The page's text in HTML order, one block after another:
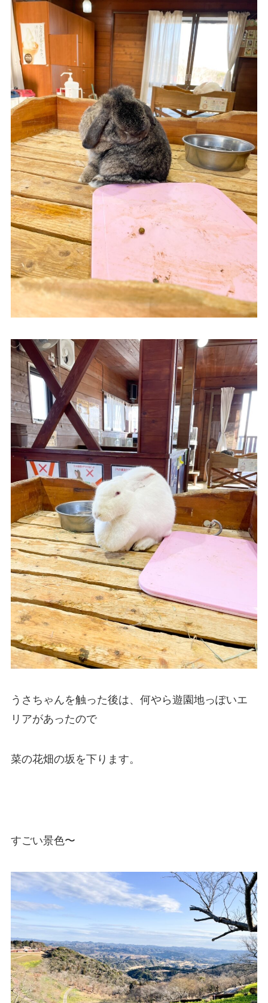
うさちゃんを触った後は、何やら遊園地っぽいエ
リアがあったので
菜の花畑の坂を下ります。
すごい景色〜